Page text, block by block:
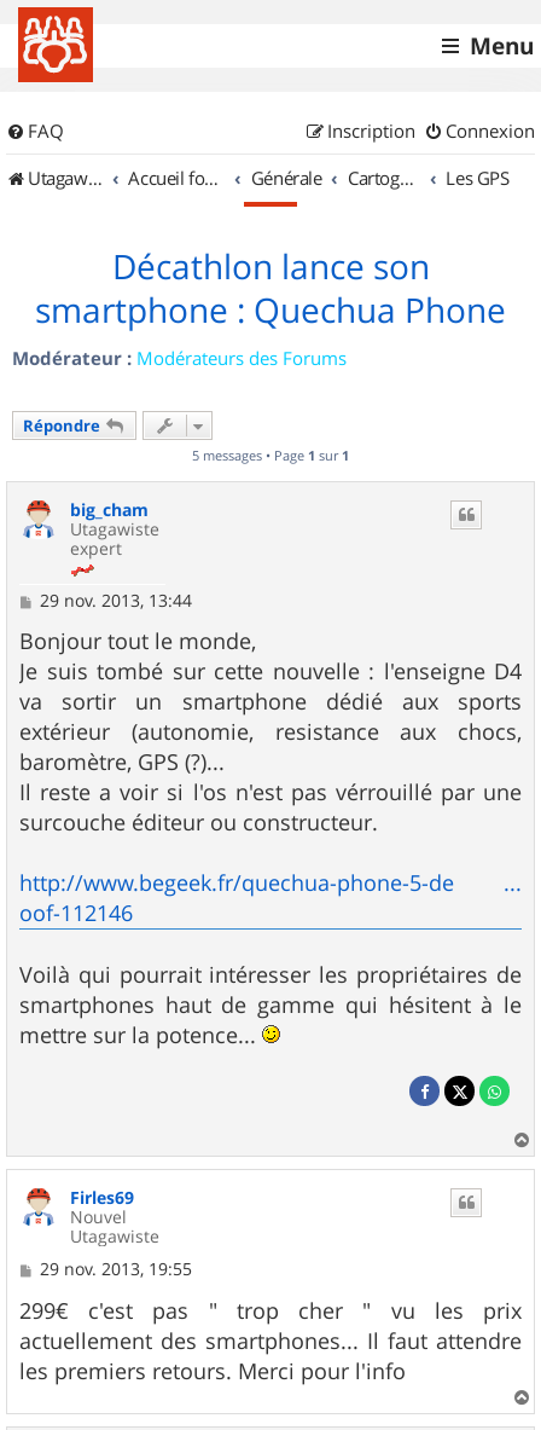
Menu
FAQ Connexion
Inscription
UtagawaVTT (Randos VTT et VTTAE avec traces GPS)
Accueil forum Générale Cartographie et GPS Les GPS
Décathlon lance son
smartphone : Quechua Phone
Modérateur : Modérateurs des Forums
Répondre
5 messages • Page 1 sur 1
big_cham
Utagawiste
expert
M
s
s
a
g
e
29 nov. 2013, 13:44
Bonjour tout le monde,
Je suis tombé sur cette nouvelle : l'enseigne D4
va sortir un smartphone dédié aux sports
extérieur (autonomie, resistance aux chocs,
baromètre, GPS (?)...
Il reste a voir si l'os n'est pas vérrouillé par une
surcouche éditeur ou constructeur.
http://www.begeek.fr/quechua-phone-5-de ...
oof-112146
Voilà qui pourrait intéresser les propriétaires de
smartphones haut de gamme qui hésitent à le
mettre sur la potence...
a
Firles69
Nouvel
Utagawiste
M
s
s
a
g
e
29 nov. 2013, 19:55
299€ c'est pas " trop cher " vu les prix
actuellement des smartphones... Il faut attendre
les premiers retours. Merci pour l'info
a